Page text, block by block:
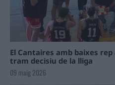
El Cantaires amb baixes rep
tram decisiu de la lliga
09 maig 2026